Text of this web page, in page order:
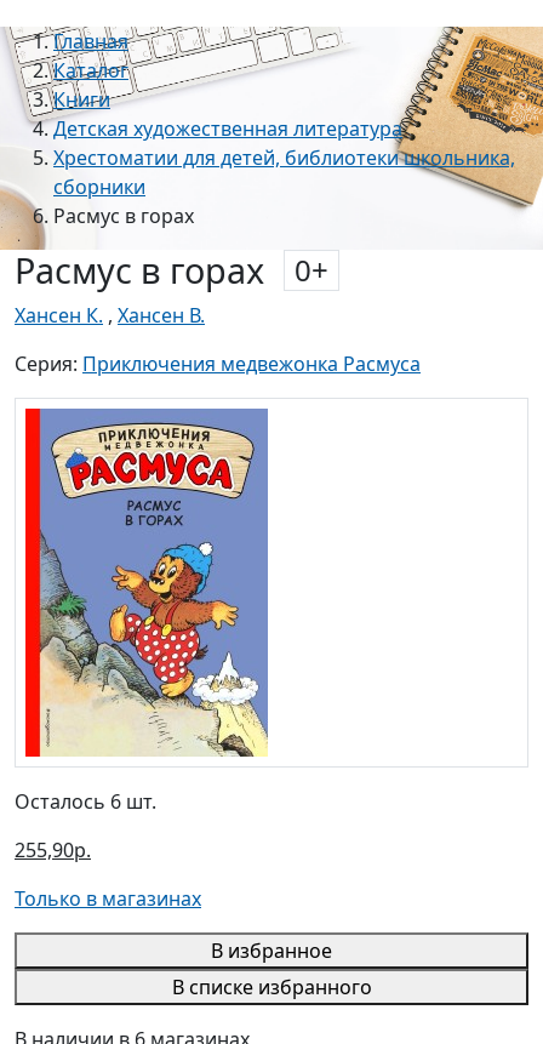
Главная
Каталог
Книги
Детская художественная литература
Хрестоматии для детей, библиотеки школьника,
сборники
Расмус в горах
Расмус в горах 0+
Хансен К. , Хансен В.
Серия: Приключения медвежонка Расмуса
Осталось 6 шт.
255,90р.
Только в магазинах
В избранное
В списке избранного